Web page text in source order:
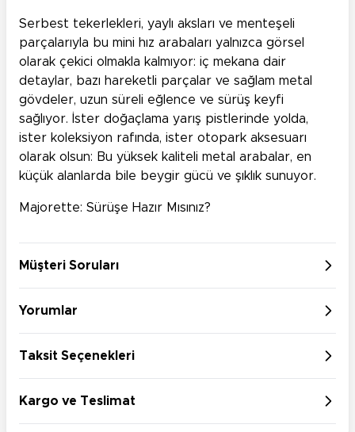
Serbest tekerlekleri, yaylı aksları ve menteşeli
parçalarıyla bu mini hız arabaları yalnızca görsel
olarak çekici olmakla kalmıyor: iç mekana dair
detaylar, bazı hareketli parçalar ve sağlam metal
gövdeler, uzun süreli eğlence ve sürüş keyfi
sağlıyor. İster doğaçlama yarış pistlerinde yolda,
ister koleksiyon rafında, ister otopark aksesuarı
olarak olsun: Bu yüksek kaliteli metal arabalar, en
küçük alanlarda bile beygir gücü ve şıklık sunuyor.
Majorette: Sürüşe Hazır Mısınız?
Müşteri Soruları
Yorumlar
Taksit Seçenekleri
Kargo ve Teslimat